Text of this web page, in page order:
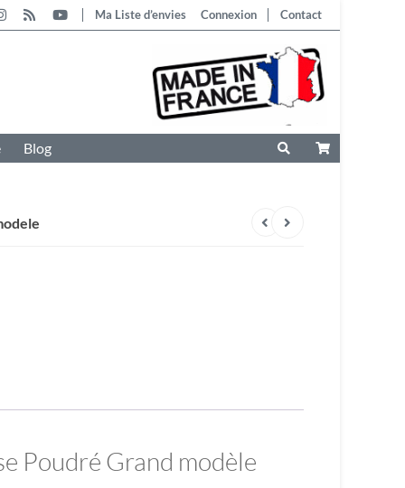
Ma Liste d’envies Connexion Contact
Blog
Poudré Grand modèle